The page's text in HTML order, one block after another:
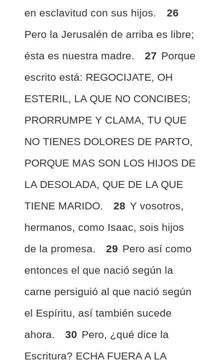
en esclavitud con sus hijos.
26
Pero la Jerusalén de arriba es libre;
ésta es nuestra madre.
27 Porque
escrito está: REGOCIJATE, OH
ESTERIL, LA QUE NO CONCIBES;
PRORRUMPE Y CLAMA, TU QUE
NO TIENES DOLORES DE PARTO,
PORQUE MAS SON LOS HIJOS DE
LA DESOLADA, QUE DE LA QUE
TIENE MARIDO.
28 Y vosotros,
hermanos, como Isaac, sois hijos
de la promesa.
29 Pero así como
entonces el que nació según la
carne persiguió al que nació según
el Espíritu, así también sucede
ahora.
30 Pero, ¿qué dice la
Escritura? ECHA FUERA A LA